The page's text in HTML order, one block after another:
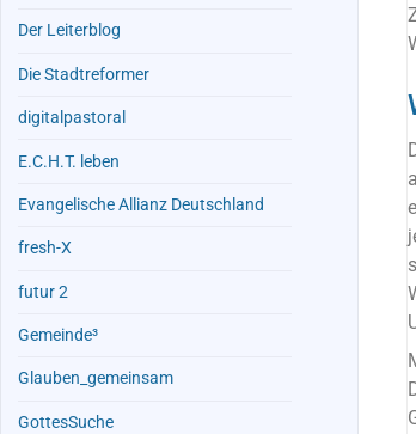
Der Leiterblog
Die Stadtreformer
digitalpastoral
E.C.H.T. leben
Evangelische Allianz Deutschland
fresh-X
futur 2
Gemeinde³
Glauben_gemeinsam
GottesSuche